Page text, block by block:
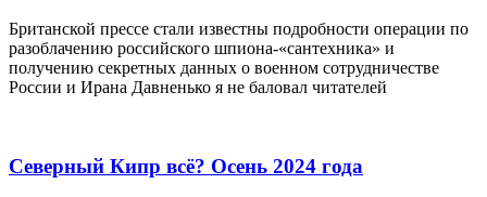
Британской прессе стали известны подробности операции по
разоблачению российского шпиона-«сантехника» и
получению секретных данных о военном сотрудничестве
России и Ирана Давненько я не баловал читателей
Северный Кипр всё? Осень 2024 года